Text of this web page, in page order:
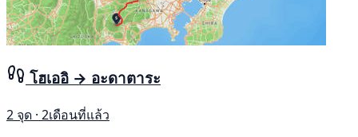
โฮเออิ → อะดาตาระ
2 จุด · 2เดือนที่แล้ว